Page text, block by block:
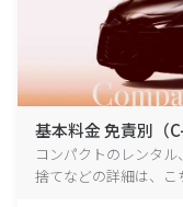
基本料金 免責別（C-
コンパクトのレンタ
捨てなどの詳細は、こ